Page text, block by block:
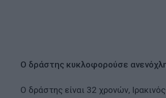
Ο δράστης κυκλοφορούσε
Ο δράστης είναι 32 χρονών,